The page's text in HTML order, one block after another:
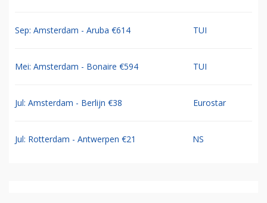
Sep: Amsterdam - Aruba €614 TUI
Mei: Amsterdam - Bonaire €594 TUI
Jul: Amsterdam - Berlijn €38 Eurostar
Jul: Rotterdam - Antwerpen €21 NS